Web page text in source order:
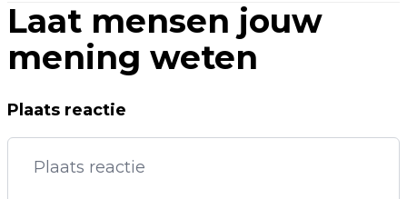
Laat mensen jouw
mening weten
Plaats reactie